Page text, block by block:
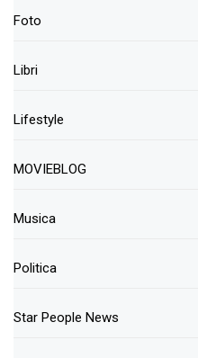
Foto
Libri
Lifestyle
MOVIEBLOG
Musica
Politica
Star People News